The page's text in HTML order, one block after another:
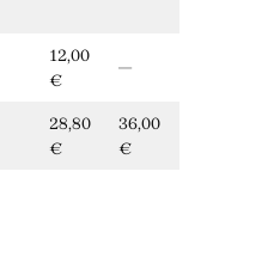
12,00
€
—
28,80
€
36,00
€